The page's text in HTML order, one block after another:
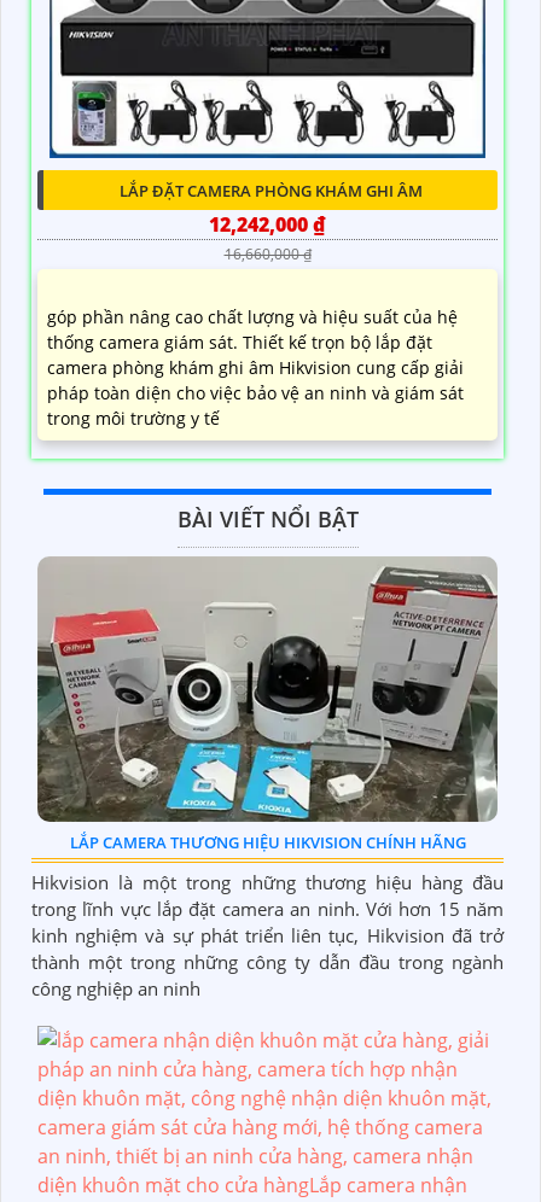
LẮP ĐẶT CAMERA PHÒNG KHÁM GHI ÂM
12,242,000 ₫
16,660,000 ₫
góp phần nâng cao chất lượng và hiệu suất của hệ
thống camera giám sát. Thiết kế trọn bộ lắp đặt
camera phòng khám ghi âm Hikvision cung cấp giải
pháp toàn diện cho việc bảo vệ an ninh và giám sát
trong môi trường y tế
BÀI VIẾT NỔI BẬT
LẮP CAMERA THƯƠNG HIỆU HIKVISION CHÍNH HÃNG
Hikvision là một trong những thương hiệu hàng đầu
trong lĩnh vực lắp đặt camera an ninh. Với hơn 15 năm
kinh nghiệm và sự phát triển liên tục, Hikvision đã trở
thành một trong những công ty dẫn đầu trong ngành
công nghiệp an ninh